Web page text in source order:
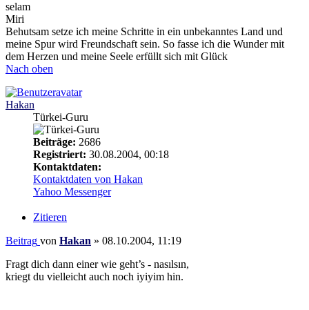
selam
Miri
Behutsam setze ich meine Schritte in ein unbekanntes Land und
meine Spur wird Freundschaft sein. So fasse ich die Wunder mit
dem Herzen und meine Seele erfüllt sich mit Glück
Nach oben
Hakan
Türkei-Guru
Beiträge: 2686
Registriert: 30.08.2004, 00:18
Kontaktdaten:
Kontaktdaten von Hakan
Yahoo Messenger
Zitieren
Beitrag von Hakan » 08.10.2004, 11:19
Fragt dich dann einer wie geht’s - nasılsın,
kriegt du vielleicht auch noch iyiyim hin.